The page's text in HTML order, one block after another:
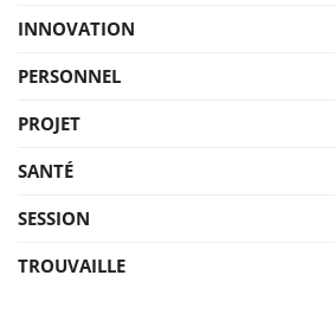
INNOVATION
PERSONNEL
PROJET
SANTÉ
SESSION
TROUVAILLE